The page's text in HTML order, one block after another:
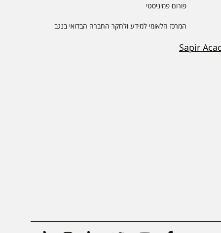
פורום פמיניסטי
המרכז הלאומי למידע ולחקר החברה הבדואי בנגב
Sapir